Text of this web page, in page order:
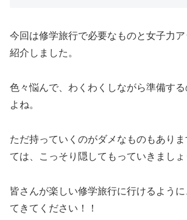
今回は修学旅行で必要なものと女子力
紹介しました。
色々悩んで、わくわくしながら準備す
よね。
ただ持っていくのがダメなものもあり
ては、こっそり隠してもっていきまし
皆さんが楽しい修学旅行に行けるよう
てきてください！！